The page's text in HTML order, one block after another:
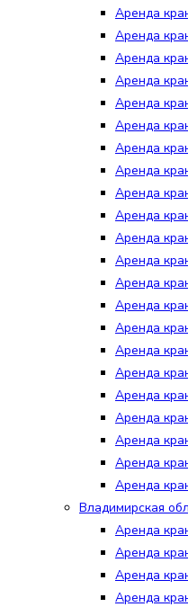
Аренда
Аренда
Аренда
Аренда
Аренда
Аренда
Аренда
Аренда
Аренда
Аренда
Аренда
Аренда
Аренда
Аренда
Аренда
Аренда
Аренда
Аренда
Аренда
Аренда
Аренда
Аренда
Владимирская
Аренда
Аренда
Аренда
Аренда